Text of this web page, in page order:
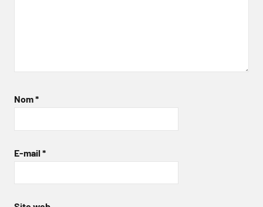
Nom*
E-mail *